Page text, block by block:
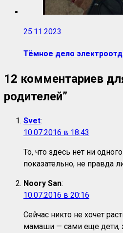
25.11.2023
Тёмное дело
12 комментариев
родителей”
Svet:
10.07.2016 в 18:43
То, что здесь нет ни
показательно, не правда
Noory San:
10.07.2016 в 20:16
Сейчас никто не хочет
мамаши — сами еще дети,